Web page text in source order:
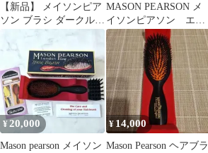
【新品】 メイソンピア
ソン ブラシ ダークルビ
ー 高品質 耐久性 くし
センシティブブリッス
ル 猪毛ブラシ SB3
Mason Pearson Dark
Ruby Plastic Backed
Hairbrushes Sensit [MPR-
80]
MASON PEARSON メ
イソンピアソン エク
ストラ ポケットブリ
ッスル
¥20,000
Mason pearson メイソン
¥ 14,000
Mason Pearson ヘアブラ